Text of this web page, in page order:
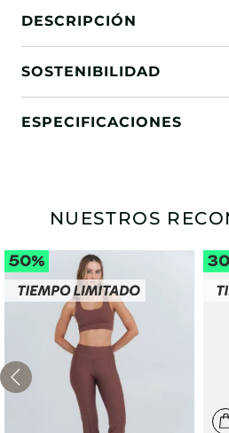
DESCRIPCIÓN
SOSTENIBILIDAD
ESPECIFICACIONES
NUESTROS